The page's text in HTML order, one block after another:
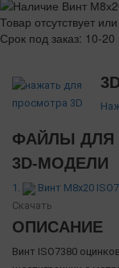
Товар отсутствует
Срок под заказ: 10-
ФАЙЛЫ ДЛЯ
3D-МОДЕЛИ
1.
Винт М8х20
Скачать
ОПИСАНИЕ
Винт ISO7380